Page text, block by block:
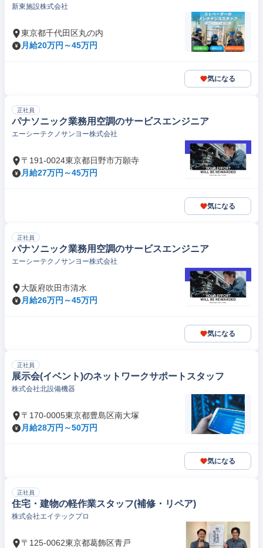
新東施設株式会社
東京都千代田区丸の内
月給20万円～45万円
気になる
正社員
パナソニック業務用空調のサービスエンジニア
エーシーテクノサンヨー株式会社
〒191-0024東京都日野市万願寺
月給27万円～45万円
気になる
正社員
パナソニック業務用空調のサービスエンジニア
エーシーテクノサンヨー株式会社
大阪府吹田市清水
月給26万円～45万円
気になる
正社員
展示会(イベント)のネットワークサポートスタッフ
株式会社北設備機器
〒170-0005東京都豊島区南大塚
月給28万円～50万円
気になる
正社員
住宅・建物の軽作業スタッフ(補修・リペア)
株式会社エイテックプロ
〒125-0062東京都葛飾区青戸